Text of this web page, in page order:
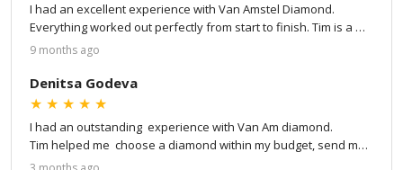
Van Amstel De Pijp
£ 425
Van Amstel Jordaan
I had an excellent experience with Van Amstel Diamond.
Everything worked out perfectly from start to finish. Tim is a
true professional — patient, attentive to every detail, and
the process: from choosing my own stone and ring setting to
virtual design and to the final product. He even showed me
video of the finished ring. The whole process went very
smoothly, and the result is absolutely stunning. I couldn’t be
9 months ago
Denitsa Godeva
★ ★ ★ ★ ★
I had an outstanding  experience with Van Am diamond.
Tim helped me  choose a diamond within my budget, send me
a video once the diamond was ready, and send me the ring